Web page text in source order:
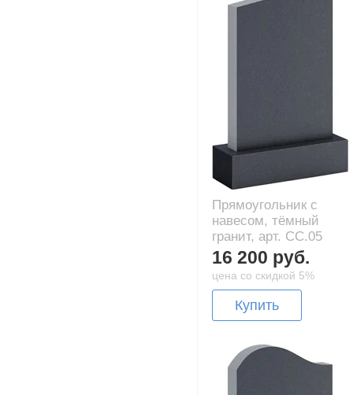
Прямоугольник с
навесом, тёмный
гранит, арт. CC.05
16 200 руб.
цена со скидкой 5%
Купить